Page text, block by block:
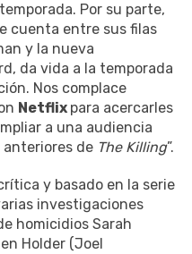
Por su parte,
cuenta entre sus filas
y la nueva
da vida a la temporada
Nos complace
Netflix para acercarles
a una audiencia
de The Killing”.
y basado en la serie
investigaciones
homicidios Sarah
Holder (Joel